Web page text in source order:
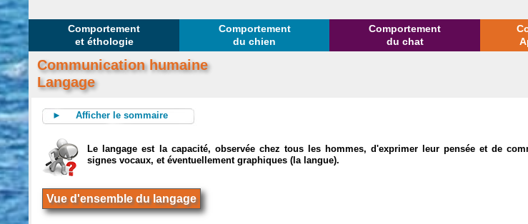
Comportement
et éthologie
Comportement
du chien
Comportement
du chat
Communication humaine
Langage
► Afficher le sommaire
Le langage est la capacité, observée chez tous les hommes, d'exprimer leur pensée et de
signes vocaux, et éventuellement graphiques (la langue).
Vue d'ensemble du langage